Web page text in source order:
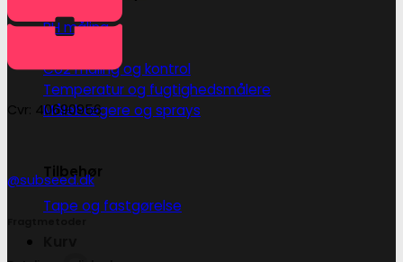
PH måling
Co2 måling og kontrol
Temperatur og fugtighedsmålere
Målebægere og sprays
Tilbehør
Tape og fastgørelse
Cvr: 40690956
@subseed.dk